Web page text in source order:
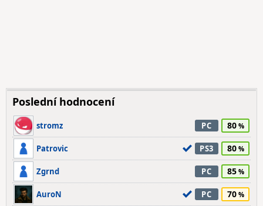
Poslední hodnocení
stromz PC 80
Patrovic PS3 80
Zgrnd PC 85
AuroN PC 70